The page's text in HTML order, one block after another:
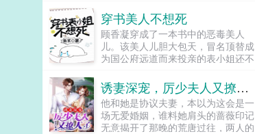
除魔卫道而来，舍生取义便在此时并
肩子上啊！...
穿书美人不想死
顾香凝穿成了一本书中的恶毒美人
儿。该美人儿胆大包天，冒名顶替成
为国公府远道而来投亲的表小姐还不
对四皇子李承熙自荐枕席，丢了国公
府的脸面，被一盏毒酒送了行顾香凝
穿过来时，人儿已经入了国公府，游
园会尚未开始。顾香凝QAQ扶我起
诱妻深宠，厉少夫人又撩人了
他和她是协议夫妻，本以为这会是一
场无爱婚姻，谁料她肩头的蔷薇印记
无意揭开了那晚的荒唐过往，两人的